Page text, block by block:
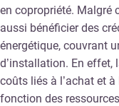
en copropriété. Malgré
aussi bénéficier des
énergétique, couvrant
d’installation. En effet,
coûts liés à l’achat et
fonction des